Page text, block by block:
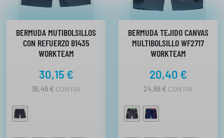
BERMUDA MUTIBOLSILLOS
CON REFUERZO B1435
WORKTEAM
30,15 €
36,48 € CON IVA
BERMUDA TEJIDO CANVAS
MULTIBOLSILLO WF2717
WORKTEAM
20,40 €
24,68 € CON IVA